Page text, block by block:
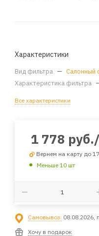
Характеристики
Вид фильтра — Салонный
Характеристика фильтра
Все характеристики
1 778 руб.
Вернем на карту до
Меньше 10 шт
Самовывоз: 08.08.2026,
Хочу в подарок